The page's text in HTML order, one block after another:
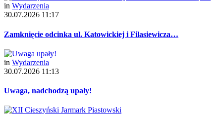
in Wydarzenia
30.07.2026 11:17
Zamknięcie odcinka ul. Katowickiej i Filasiewicza…
in Wydarzenia
30.07.2026 11:13
Uwaga, nadchodzą upały!